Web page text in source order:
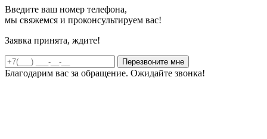
Введите ваш номер телефона,
мы свяжемся и проконсультируем вас!
Заявка принята, ждите!
Благодарим вас за обращение. Ожидайте звонка!